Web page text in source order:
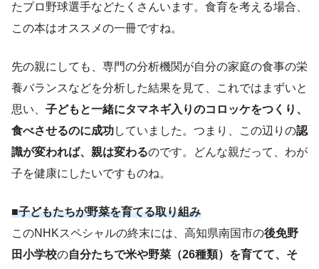
たプロ野球選手などたくさんいます。食育を考える場合、
この本はオススメの一冊ですね。
先の親にしても、専門の分析機関が自分の家庭の食事の栄
養バランスなどを分析した結果を見て、これではまずいと
思い、 子どもと一緒にタマネギ入りのコロッケをつくり、
食べさせるのに成功していました。つまり、この辺りの認
識が変われば、親は変わるのです。どんな親だって、わが
子を健康にしたいですものね。
■子どもたちが野菜を育てる取り組み
このNHKスペシャルの終末には、高知県南国市の後免野
田小学校の自分たちで米や野菜（26種類）を育てて、そ